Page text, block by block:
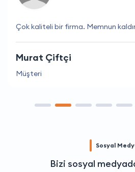
Çok kaliteli bir firma. Memnun
Murat Çiftçi
Müşteri
Sosyal
Bizi sosyal